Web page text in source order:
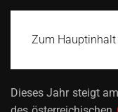
Zum Hauptinhalt
Dieses Jahr steigt